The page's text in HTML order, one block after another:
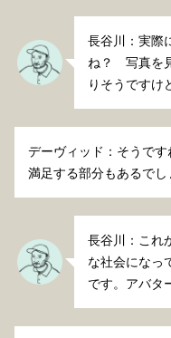
長谷川：実際
ね？ 写真を
りそうですけ
デーヴィッド：そうで
満足する部分もあるでし
長谷川：これ
な社会になっ
です。アバタ